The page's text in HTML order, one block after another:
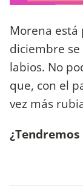
Morena está
diciembre
labios. No
que, con el
vez más